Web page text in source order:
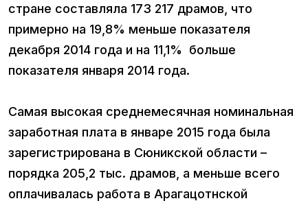
стране составляла 173 217 драмов, что
примерно на 19,8% меньше показателя
декабря 2014 года и на 11,1% больше
показателя января 2014 года.
Самая высокая среднемесячная номинальная
заработная плата в январе 2015 года была
зарегистрирована в Сюникской области –
порядка 205,2 тыс. драмов, а меньше всего
оплачивалась работа в Арагацотнской